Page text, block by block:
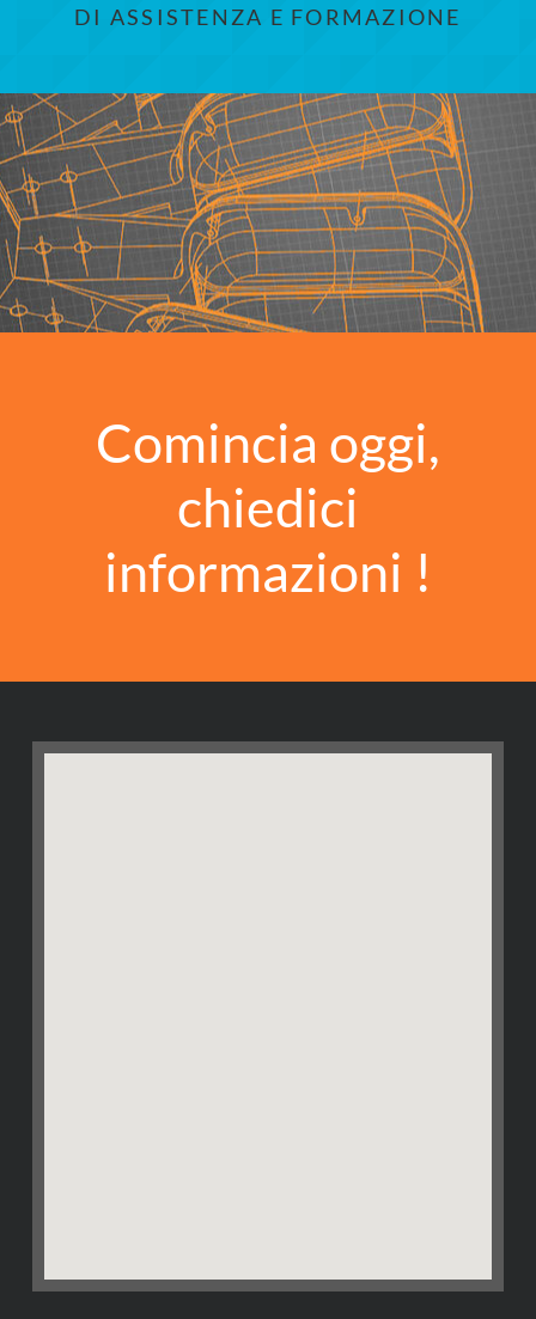
DI ASSISTENZA E FORMAZIONE
Comincia oggi,
chiedici
informazioni !